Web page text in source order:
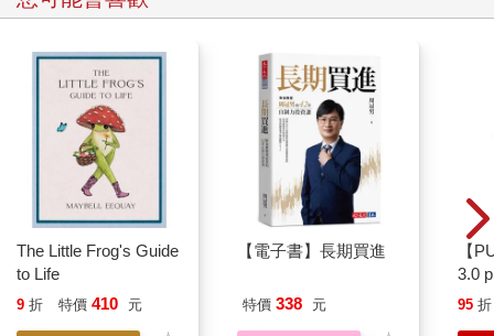
The Little Frog's Guide
to Life
9 折 特價 410 元
【電子書】長期買進
特價 338 元
【
3.0
粉
95 折